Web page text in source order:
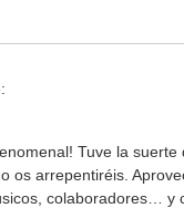
Tuve la
os arrepentiréis.
colaboradores… y